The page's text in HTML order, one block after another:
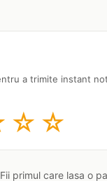
a trimite instant
☆ ☆
primul care lasa o